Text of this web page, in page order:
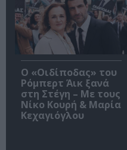
O «Οιδίποδας» του
Ρόμπερτ Άικ ξανά
στη Στέγη – Με τους
Νίκο Κουρή & Μαρία
Κεχαγιόγλου